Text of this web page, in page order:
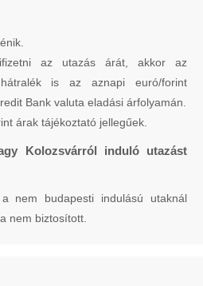
az utazás árát, akkor az
is az aznapi euró/forint
Bank valuta eladási árfolyamán.
árak tájékoztató jellegűek.
Kolozsvárról induló utazást
nem budapesti indulású utaknál
nem biztosított.